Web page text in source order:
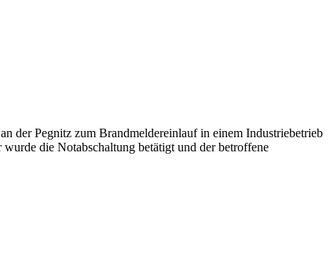
der Pegnitz zum Brandmeldereinlauf in einem Industriebetrieb
die Notabschaltung betätigt und der betroffene